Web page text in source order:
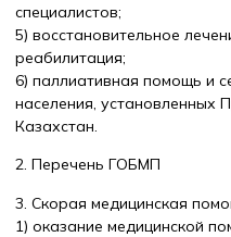
специалистов;
5) восстановительное
реабилитация;
6) паллиативная помощь и
населения, установленных
Казахстан.
2. Перечень ГОБМП
3. Скорая медицинская
1) оказание медицинской